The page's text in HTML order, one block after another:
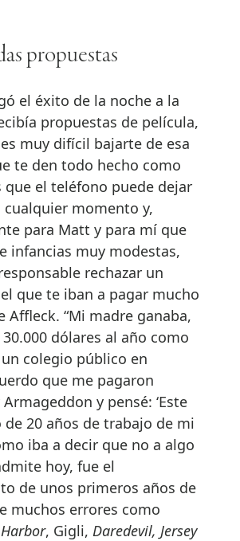
propuestas
el éxito de la noche a la
propuestas de película,
muy difícil bajarte de esa
te den todo hecho como
que el teléfono puede dejar
cualquier momento y,
para Matt y para mí que
infancias muy modestas,
rechazar un
que te iban a pagar mucho
Affleck. “Mi madre ganaba,
dólares al año como
colegio público en
que me pagaron
y pensé: ‘Este
de 20 años de trabajo de mi
iba a decir que no a algo
hoy, fue el
de unos primeros años de
muchos errores como
, Gigli, Daredevil, Jersey